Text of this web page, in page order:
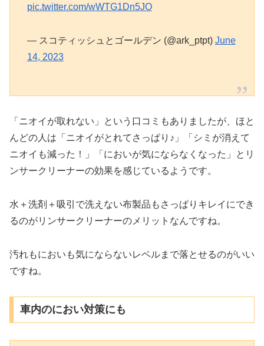
pic.twitter.com/wWTG1Dn5JO
— スコティッシュとゴールデン (@ark_ptpt) June
14, 2023
「ニオイが取れない」という口コミもありましたが、ほと
んどの人は「ニオイがとれてさっぱり♪」「シミが消えて
ニオイも減った！」「においが気にならなくなった」とリ
ンサークリーナーの効果を感じているようです。
水＋洗剤＋吸引で洗えない布製品もさっぱりキレイにでき
るのがリンサークリーナーのメリットなんですね。
汚れもにおいも気にならないレベルまで落とせるのがいい
ですね。
車内のにおい対策にも